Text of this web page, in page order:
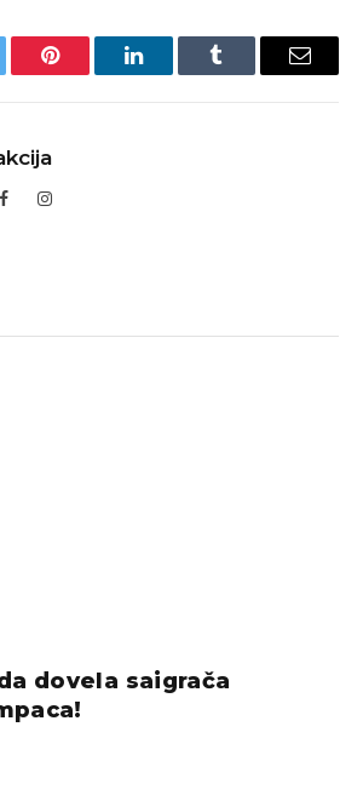
Pinterest LinkedInTumblr Email
FacebookInstagram
dovela saigrača